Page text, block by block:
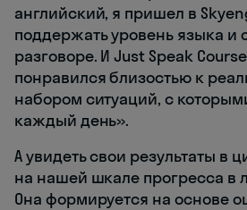
английский, я пришел в
поддержать уровень языка и
разговоре. И Just Speak
понравился близостью к
набором ситуаций, с
каждый день».
А увидеть свои результаты в
на нашей шкале прогресса в
Она формируется на основе